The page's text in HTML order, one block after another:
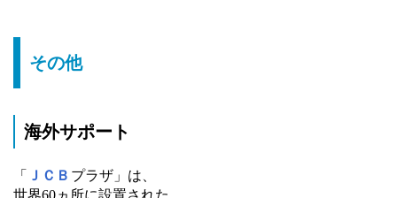
その他
海外サポート
「 ＪＣＢ プラザ」は、
世界60ヵ所に設置された